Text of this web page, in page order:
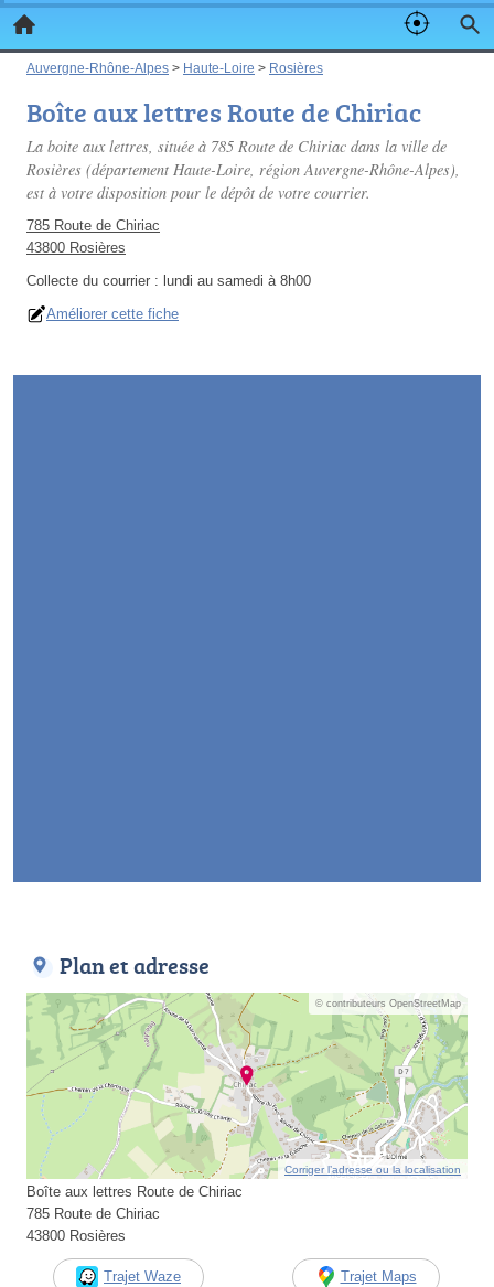
Auvergne-Rhône-Alpes > Haute-Loire > Rosières
Boîte aux lettres Route de Chiriac
La boite aux lettres, située à 785 Route de Chiriac dans la ville de
Rosières (département Haute-Loire, région Auvergne-Rhône-Alpes),
est à votre disposition pour le dépôt de votre courrier.
785 Route de Chiriac
43800 Rosières
Collecte du courrier : lundi au samedi à 8h00
Améliorer cette fiche
Plan et adresse
© contributeurs OpenStreetMap
Corriger l’adresse ou la localisation
Boîte aux lettres Route de Chiriac
785 Route de Chiriac
43800 Rosières
Trajet Waze Trajet Maps